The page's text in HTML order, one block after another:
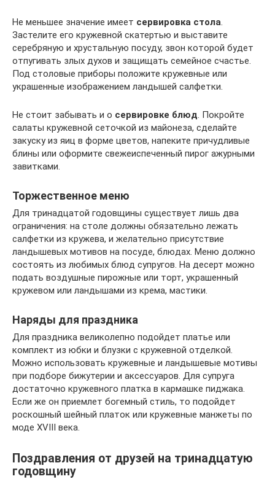
Не меньшее значение имеет сервировка стола
Застелите его кружевной скатертью и выставите
серебряную и хрустальную посуду, звон которой будет
отпугивать злых духов и защищать семейное счастье.
Под столовые приборы положите кружевные или
украшенные изображением ландышей салфетки.
Не стоит забывать и о сервировке блюд . Покройте
салаты кружевной сеточкой из майонеза, сделайте
закуску из яиц в форме цветов, напеките причудливые
блины или оформите свежеиспеченный пирог ажурными
завитками.
Торжественное меню
Для тринадцатой годовщины существует лишь два
ограничения: на столе должны обязательно лежать
салфетки из кружева, и желательно присутствие
ландышевых мотивов на посуде, блюдах. Меню должно
состоять из любимых блюд супругов. На десерт можно
подать воздушные пирожные или торт, украшенный
кружевом или ландышами из крема, мастики.
Наряды для праздника
Для праздника великолепно подойдет платье или
комплект из юбки и блузки с кружевной отделкой.
Можно использовать кружевные и ландышевые мотивы
при подборе бижутерии и аксессуаров. Для супруга
достаточно кружевного платка в кармашке пиджака.
Если же он приемлет богемный стиль, то подойдет
роскошный шейный платок или кружевные манжеты по
моде XVIII века.
Поздравления от друзей на тринадцатую
годовщину